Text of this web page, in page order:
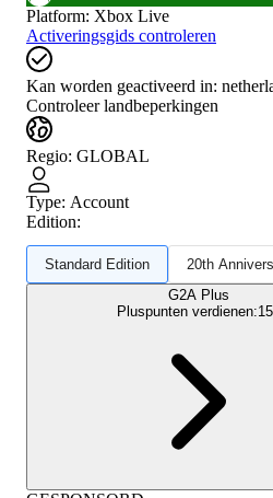
Platform: Xbox Live
Activeringsgids controleren
Kan worden geactiveerd in:
Controleer landbeperkingen
Regio: GLOBAL
Type: Account
Edition:
Standard Edition
20th
G2A Plus
Pluspunten verdienen: